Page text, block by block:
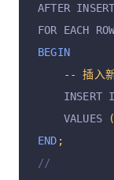
AFTER
FOR EACH
BEGIN
--
插入
INSERT
    VALUES
(
END ;
//